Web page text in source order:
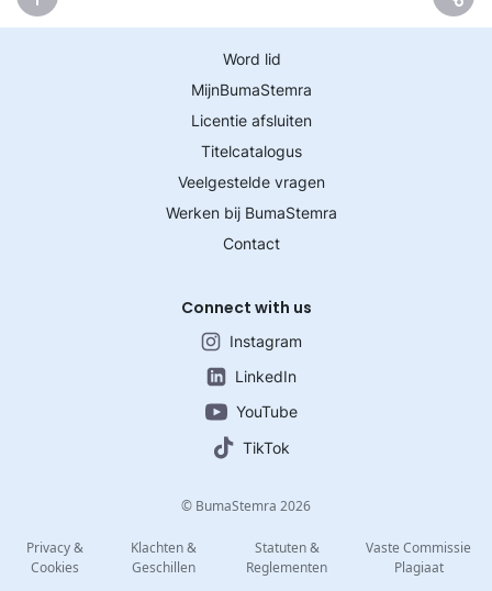
Word lid
MijnBumaStemra
Licentie afsluiten
Titelcatalogus
Veelgestelde vragen
Werken bij BumaStemra
Contact
Connect with us
Instagram
LinkedIn
YouTube
TikTok
© BumaStemra 2026
Privacy &
Cookies
Klachten &
Geschillen
Statuten &
Reglementen
Vaste Commissie
Plagiaat